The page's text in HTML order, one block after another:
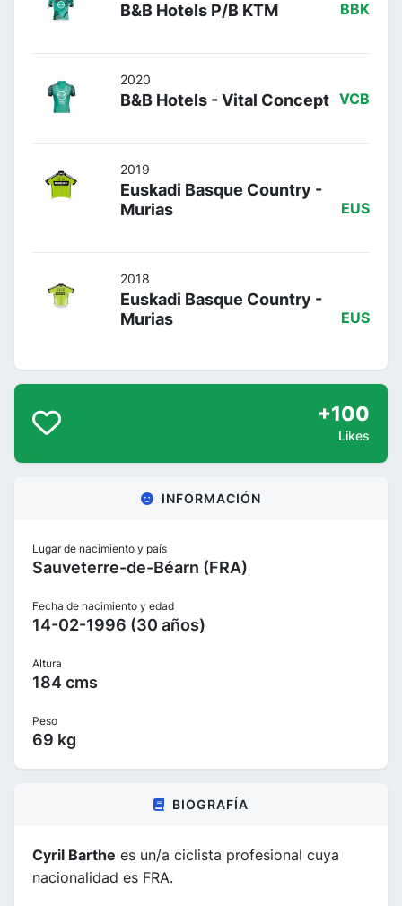
B&B Hotels P/B KTM BBK
2020
B&B Hotels - Vital Concept VCB
2019
Euskadi Basque Country -
Murias
EUS
2018
Euskadi Basque Country -
Murias
EUS
+100
Likes
INFORMACIÓN
Lugar de nacimiento y país
Sauveterre-de-Béarn (FRA)
Fecha de nacimiento y edad
14-02-1996 (30 años)
Altura
184 cms
Peso
69 kg
BIOGRAFÍA
Cyril Barthe es un/a ciclista profesional cuya
nacionalidad es FRA.